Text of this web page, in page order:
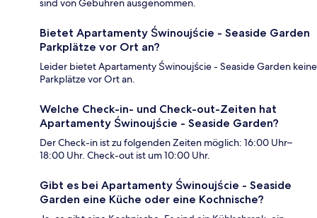
sind von Gebühren ausgenommen.
Bietet Apartamenty Świnoujście - Seaside Garden
Parkplätze vor Ort an?
Leider bietet Apartamenty Świnoujście - Seaside Garden keine
Parkplätze vor Ort an.
Welche Check-in- und Check-out-Zeiten hat
Apartamenty Świnoujście - Seaside Garden?
Der Check-in ist zu folgenden Zeiten möglich: 16:00 Uhr–
18:00 Uhr. Check-out ist um 10:00 Uhr.
Gibt es bei Apartamenty Świnoujście - Seaside
Garden eine Küche oder eine Kochnische?